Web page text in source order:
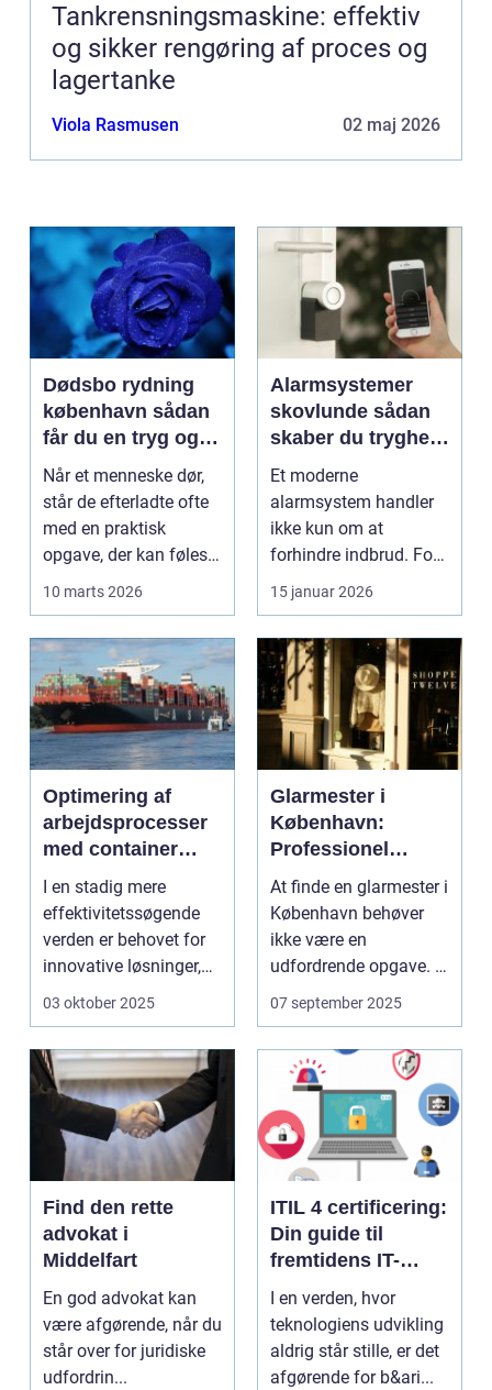
Tankrensningsmaskine: effektiv
og sikker rengøring af proces og
lagertanke
Viola Rasmusen 02 maj 2026
Dødsbo rydning
københavn sådan
får du en tryg og
effektiv løsning
Når et menneske dør,
står de efterladte ofte
med en praktisk
opgave, der kan føles
helt uoverskuelig...
10 marts 2026
Alarmsystemer
skovlunde sådan
skaber du tryghed
i hverdagen
Et moderne
alarmsystem handler
ikke kun om at
forhindre indbrud. For
mange familier og
virksomheder ...
15 januar 2026
Optimering af
arbejdsprocesser
med container
tilter
I en stadig mere
effektivitetssøgende
verden er behovet for
innovative løsninger,
der ...
03 oktober 2025
Glarmester i
København:
Professionel
løsning til alle
behov
At finde en glarmester i
København behøver
ikke være en
udfordrende opgave. I
en...
07 september 2025
Find den rette
advokat i
Middelfart
En god advokat kan
være afgørende, når du
står over for juridiske
udfordrin...
ITIL 4 certificering:
Din guide til
fremtidens IT-
service
management
I en verden, hvor
teknologiens udvikling
aldrig står stille, er det
afgørende for b&ari...